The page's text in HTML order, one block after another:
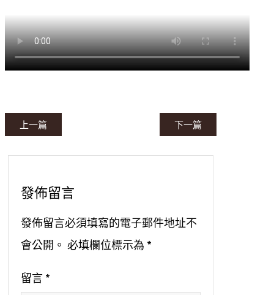
上一篇 下一篇
發佈留言
發佈留言必須填寫的電子郵件地址不
會公開。 必填欄位標示為 *
留言 *